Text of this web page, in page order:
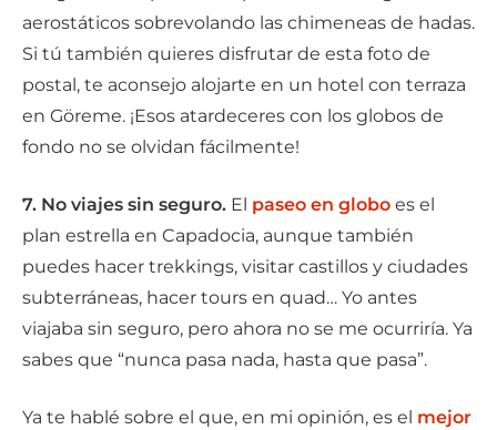
aerostáticos sobrevolando las chimeneas de hadas.
Si tú también quieres disfrutar de esta foto de
postal, te aconsejo alojarte en un hotel con terraza
en Göreme. ¡Esos atardeceres con los globos de
fondo no se olvidan fácilmente!
7. No viajes sin seguro. El paseo en globo es el
plan estrella en Capadocia, aunque también
puedes hacer trekkings, visitar castillos y ciudades
subterráneas, hacer tours en quad… Yo antes
viajaba sin seguro, pero ahora no se me ocurriría. Ya
sabes que “nunca pasa nada, hasta que pasa”.
Ya te hablé sobre el que, en mi opinión, es el mejor